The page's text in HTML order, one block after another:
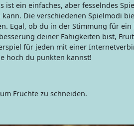
ein einfaches, aber fesselndes
Die verschiedenen Spielmodi
Egal, ob du in der Stimmung für ein
deiner Fähigkeiten bist,
für jeden mit einer
hoch du punkten kannst!
Früchte zu schneiden.